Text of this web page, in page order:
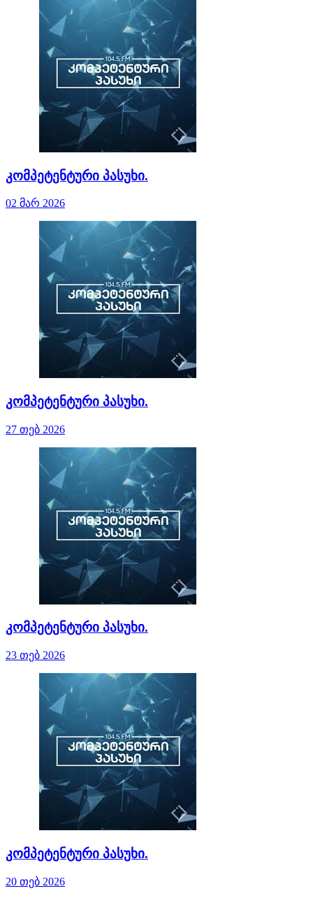
კომპეტენტური პასუხი.
02 მარ 2026
კომპეტენტური პასუხი.
27 თებ 2026
კომპეტენტური პასუხი.
23 თებ 2026
კომპეტენტური პასუხი.
20 თებ 2026